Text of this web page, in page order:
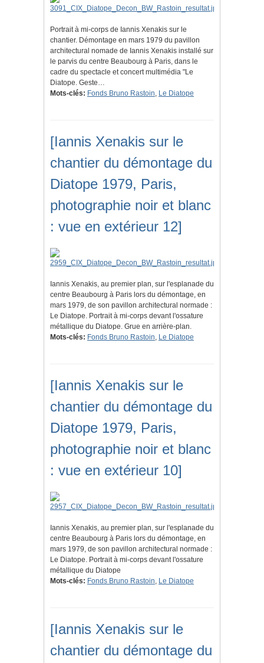
Portrait à mi-corps de Iannis Xenakis sur le
chantier. Démontage en mars 1979 du pavillon
architectural nomade de Iannis Xenakis installé sur
le parvis du centre Beaubourg à Paris, dans le
cadre du spectacle et concert multimédia "Le
Diatope. Geste…
Mots-clés: Fonds Bruno Rastoin, Le Diatope
[Iannis Xenakis sur le
chantier du démontage du
Diatope 1979, Paris,
photographie noir et blanc
: vue en extérieur 12]
Iannis Xenakis, au premier plan, sur l'esplanade du
centre Beaubourg à Paris lors du démontage, en
mars 1979, de son pavillon architectural normade :
Le Diatope. Portrait à mi-corps devant l'ossature
métallique du Diatope. Grue en arrière-plan.
Mots-clés: Fonds Bruno Rastoin, Le Diatope
[Iannis Xenakis sur le
chantier du démontage du
Diatope 1979, Paris,
photographie noir et blanc
: vue en extérieur 10]
Iannis Xenakis, au premier plan, sur l'esplanade du
centre Beaubourg à Paris lors du démontage, en
mars 1979, de son pavillon architectural normade :
Le Diatope. Portrait à mi-corps devant l'ossature
métallique du Diatope
Mots-clés: Fonds Bruno Rastoin, Le Diatope
[Iannis Xenakis sur le
chantier du démontage du